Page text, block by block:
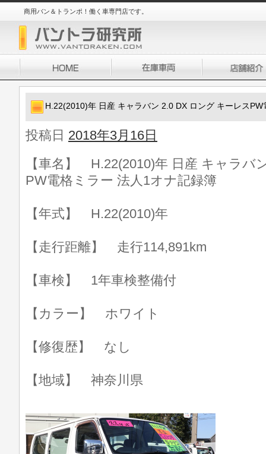
商用バン＆トランポ！働く車専門店です。
H.22(2010)年 日産 キャラバン 2.0 DX ロング キーレス
投稿日 2018年3月16日
【車名】 H.22(2010)年 日産 キャラバ
PW電格ミラー 法人1オナ記録簿
【年式】 H.22(2010)年
【走行距離】 走行114,891km
【車検】 1年車検整備付
【カラー】 ホワイト
【修復歴】 なし
【地域】 神奈川県